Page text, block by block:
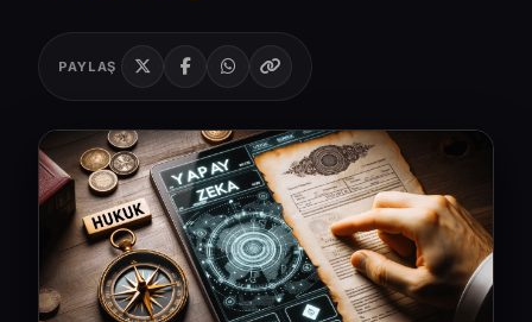
Bilgisayar Bilimleri/Yapay Zeka
Evrim Genetik Biyoloji
Sanat
Psikoloji
PAYLAŞ